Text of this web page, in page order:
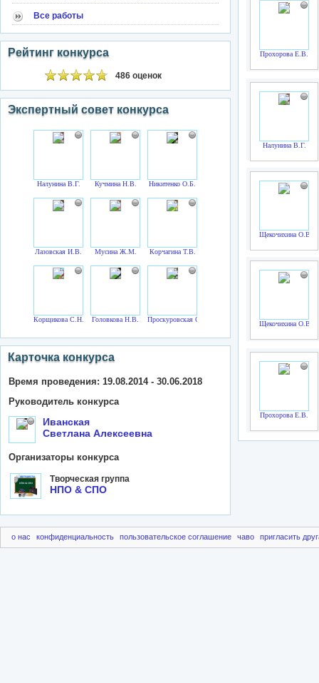
Все работы
Рейтинг конкурса
486 оценок
Экспертный совет конкурса
Налунина В.Г. Кучмина Н.В. Никитенко О.Б.
Лазовская И.В. Мусина Ж.М. Корчагина Т.В.
Корщикова С.Н. Головкова Н.В. Проскуровская О.Г.
Карточка конкурса
Время проведения: 19.08.2014 - 30.06.2018
Руководитель конкурса
Иванская
Светлана Алексеевна
Организаторы конкурса
Творческая группа
НПО & СПО
Прохорова Е.В.
Налунина В.Г.
Щекочихина О.В.
Щекочихина О.В.
Прохорова Е.В.
о нас конфиденциальность пользовательское соглашение чаво пригласить